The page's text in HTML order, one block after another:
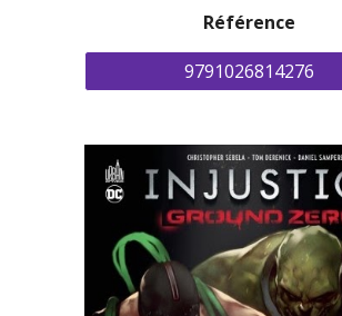
Référence
9791026814276